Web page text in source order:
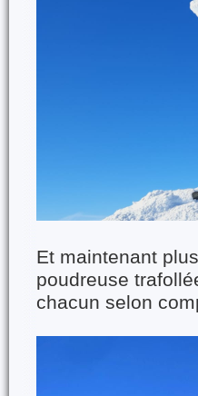
Et maintenant
poudreuse
chacun selon